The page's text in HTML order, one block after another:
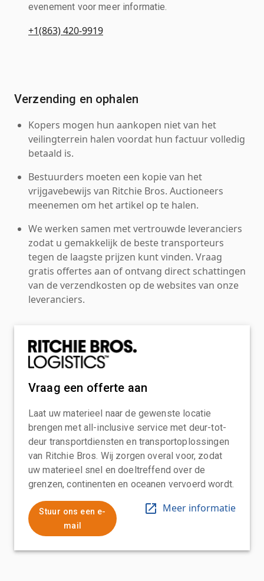
evenement voor meer informatie.
+1(863) 420-9919
Verzending en ophalen
Kopers mogen hun aankopen niet van het
veilingterrein halen voordat hun factuur volledig
betaald is.
Bestuurders moeten een kopie van het
vrijgavebewijs van Ritchie Bros. Auctioneers
meenemen om het artikel op te halen.
We werken samen met vertrouwde leveranciers
zodat u gemakkelijk de beste transporteurs
tegen de laagste prijzen kunt vinden. Vraag
gratis offertes aan of ontvang direct schattingen
van de verzendkosten op de websites van onze
leveranciers.
Vraag een offerte aan
Laat uw materieel naar de gewenste locatie
brengen met all-inclusive service met deur-tot-
deur transportdiensten en transportoplossingen
van Ritchie Bros. Wij zorgen overal voor, zodat
uw materieel snel en doeltreffend over de
grenzen, continenten en oceanen vervoerd wordt.
Stuur ons een e-
mail
Meer informatie